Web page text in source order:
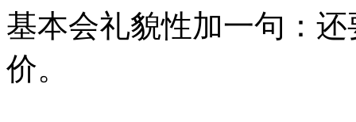
基本会礼貌性加一句：
价。